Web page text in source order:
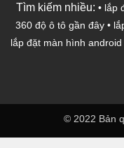
Tìm kiếm nhiều: • lắp
360 độ ô tô gần đây •
lắp đặt màn hình
© 2022 Bản